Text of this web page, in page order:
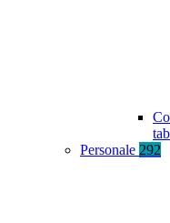
Personale 292